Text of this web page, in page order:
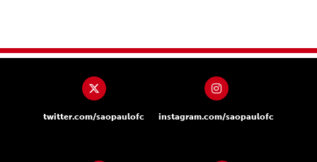
twitter.com/saopaulofc instagram.com/saopaulofc